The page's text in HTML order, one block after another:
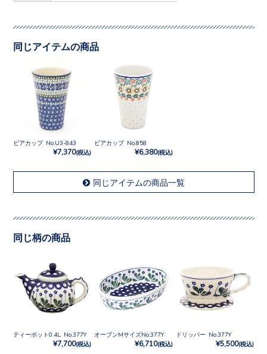
同じアイテムの商品
ビアカップ No.U3-843
¥7,370(税込)
ビアカップ No.858
¥6,380(税込)
同じアイテムの商品一覧
同じ柄の商品
ティーポット0.4L No.377Y
¥7,700(税込)
オーブンMサイズNo.377Y
¥6,710(税込)
ドリッパー No.377Y
¥5,500(税込)